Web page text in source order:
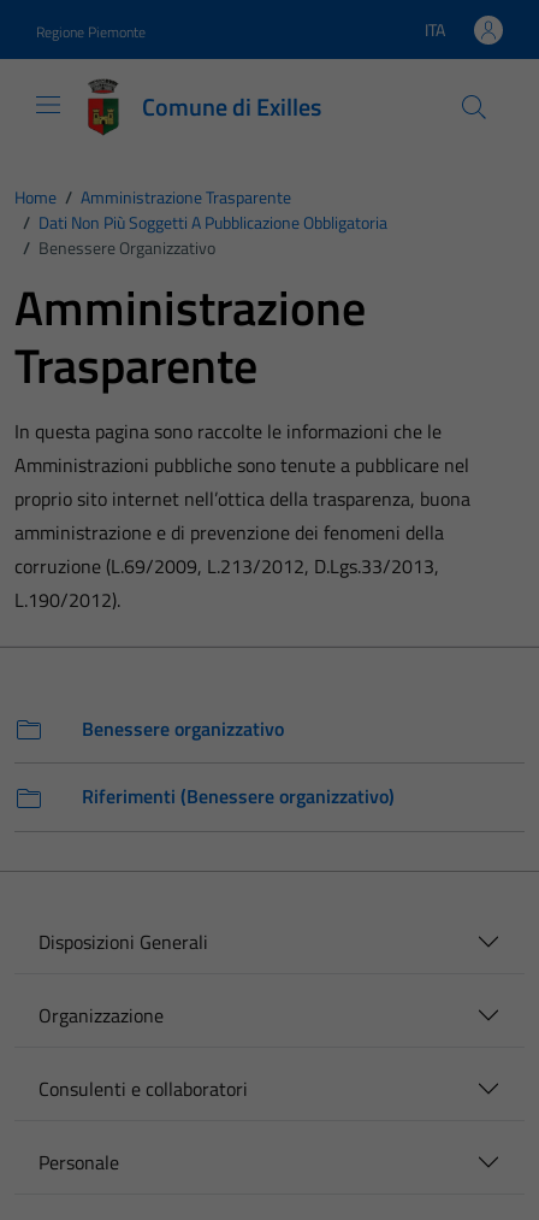
Regione Piemonte Lingua attiva:
ITA
Comune di Exilles
Home / Amministrazione Trasparente
/ Dati Non Più Soggetti A Pubblicazione Obbligatoria
/ Benessere Organizzativo
Amministrazione
Trasparente
In questa pagina sono raccolte le informazioni che le
Amministrazioni pubbliche sono tenute a pubblicare nel
proprio sito internet nell’ottica della trasparenza, buona
amministrazione e di prevenzione dei fenomeni della
corruzione (L.69/2009, L.213/2012, D.Lgs.33/2013,
L.190/2012).
Benessere organizzativo
Riferimenti (Benessere organizzativo)
Disposizioni Generali
Organizzazione
Consulenti e collaboratori
Personale